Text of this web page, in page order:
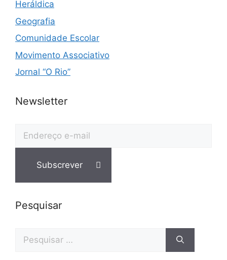
Heráldica
Geografia
Comunidade Escolar
Movimento Associativo
Jornal “O Rio”
Newsletter
Pesquisar